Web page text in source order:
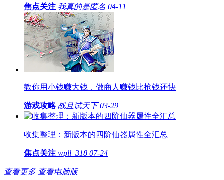
焦点关注 我真的是匿名 04-11
教你用小钱赚大钱，做商人赚钱比抢钱还快
游戏攻略 战且试天下 03-29
收集整理：新版本的四阶仙器属性全汇总
焦点关注 wpll_318 07-24
查看更多 查看电脑版